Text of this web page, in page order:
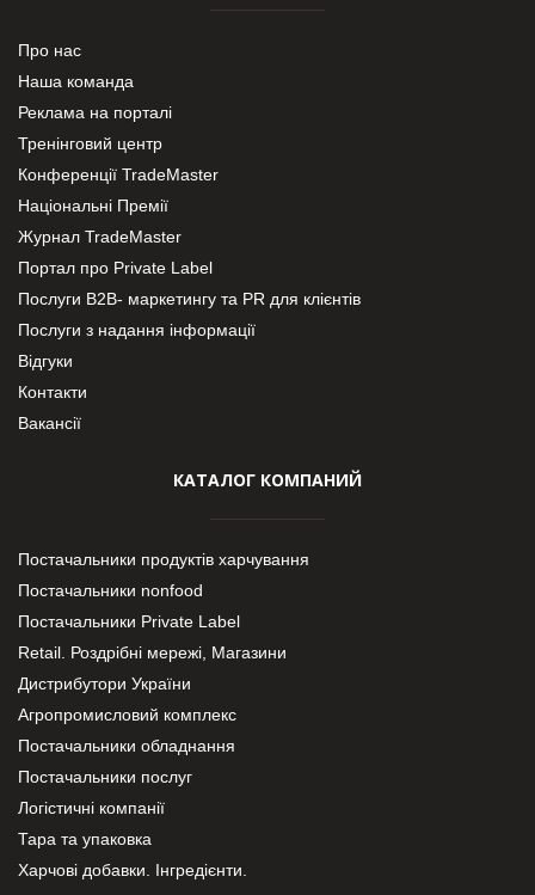
Про нас
Наша команда
Реклама на порталі
Тренінговий центр
Конференції TradeMaster
Національні Премії
Журнал TradeMaster
Портал про Private Label
Послуги В2В- маркетингу та PR для клієнтів
Послуги з надання інформації
Відгуки
Контакти
Вакансії
КАТАЛОГ КОМПАНИЙ
Постачальники продуктів харчування
Постачальники nonfood
Постачальники Private Label
Retail. Роздрібні мережі, Магазини
Дистрибутори України
Агропромисловий комплекс
Постачальники обладнання
Постачальники послуг
Логістичні компанії
Тара та упаковка
Харчові добавки. Інгредієнти.